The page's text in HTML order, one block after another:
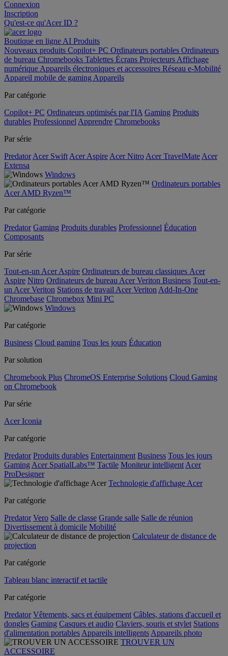
Connexion
Inscription
Qu'est-ce qu'Acer ID ?
Boutique en ligne AI Produits
Nouveaux produits Copilot+ PC Ordinateurs portables Ordinateurs
de bureau Chromebooks Tablettes Écrans Projecteurs Affichage
numérique Appareils électroniques et accessoires Réseau e-Mobilité
Appareil mobile de gaming Appareils
Par catégorie
Copilot+ PC Ordinateurs optimisés par l'IA Gaming Produits
durables Professionnel Apprendre Chromebooks
Par série
Predator Acer Swift Acer Aspire Acer Nitro Acer TravelMate Acer
Extensa
Windows
Ordinateurs portables
Acer AMD Ryzen™
Par catégorie
Predator Gaming Produits durables Professionnel Éducation
Composants
Par série
Tout-en-un Acer Aspire Ordinateurs de bureau classiques Acer
Aspire Nitro Ordinateurs de bureau Acer Veriton Business Tout-en-
un Acer Veriton Stations de travail Acer Veriton Add-In-One
Chromebase Chromebox Mini PC
Windows
Par catégorie
Business Cloud gaming Tous les jours Éducation
Par solution
Chromebook Plus ChromeOS Enterprise Solutions Cloud Gaming
on Chromebook
Par série
Acer Iconia
Par catégorie
Predator Produits durables Entertainment Business Tous les jours
Gaming Acer SpatialLabs™ Tactile Moniteur intelligent Acer
ProDesigner
Technologie d'affichage Acer
Par catégorie
Predator Vero Salle de classe Grande salle Salle de réunion
Divertissement à domicile Mobilité
Calculateur de distance de
projection
Par catégorie
Tableau blanc interactif et tactile
Par catégorie
Predator Vêtements, sacs et équipement Câbles, stations d'accueil et
dongles Gaming Casques et audio Claviers, souris et stylet Stations
d'alimentation portables Appareils intelligents Appareils photo
TROUVER UN
ACCESSOIRE